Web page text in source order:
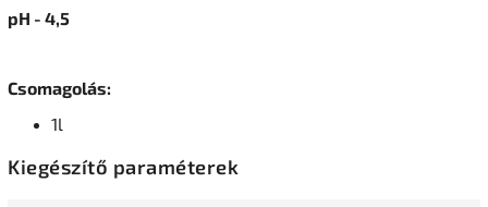
pH - 4,5
Csomagolás:
1l
Kiegészítő paraméterek